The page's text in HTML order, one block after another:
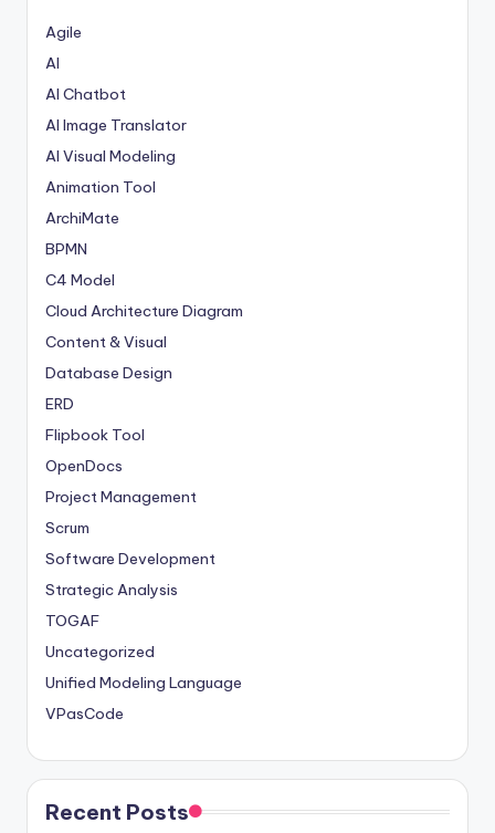
Agile
AI
AI Chatbot
AI Image Translator
AI Visual Modeling
Animation Tool
ArchiMate
BPMN
C4 Model
Cloud Architecture Diagram
Content & Visual
Database Design
ERD
Flipbook Tool
OpenDocs
Project Management
Scrum
Software Development
Strategic Analysis
TOGAF
Uncategorized
Unified Modeling Language
VPasCode
Recent Posts